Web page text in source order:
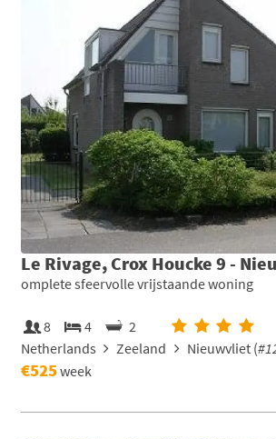
Le Rivage, Crox Houcke 9 -
omplete sfeervolle vrijstaande woning
8 4
2
Netherlands
Zeeland Nieuwvliet (
€525week